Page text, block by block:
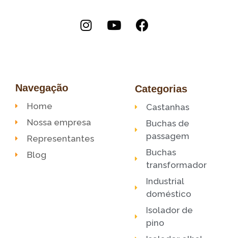
Navegação Categorias
Home
Nossa empresa
Representantes
Blog
Castanhas
Buchas de
passagem
Buchas
transformador
Industrial
doméstico
Isolador de
pino